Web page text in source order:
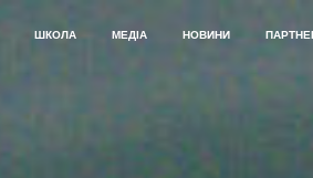
ШКОЛА МЕДІА НОВИНИ